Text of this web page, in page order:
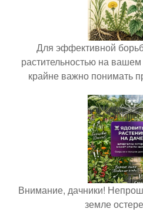
Для эффективной
растительностью на
крайне важно понимать
Внимание, дачники!
земле